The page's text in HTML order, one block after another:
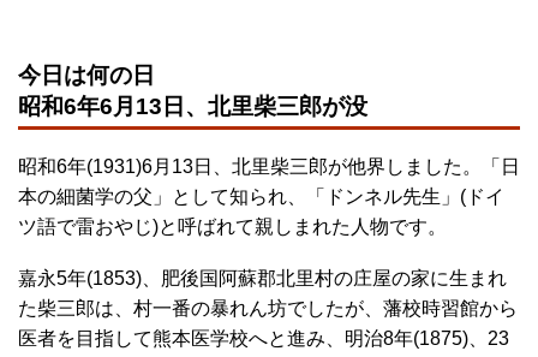
今日は何の日
昭和6年6月13日、北里柴三郎が没
昭和6年(1931)6月13日、北里柴三郎が他界しました。「日
本の細菌学の父」として知られ、「ドンネル先生」(ドイ
ツ語で雷おやじ)と呼ばれて親しまれた人物です。
嘉永5年(1853)、肥後国阿蘇郡北里村の庄屋の家に生まれ
た柴三郎は、村一番の暴れん坊でしたが、藩校時習館から
医者を目指して熊本医学校へと進み、明治8年(1875)、23